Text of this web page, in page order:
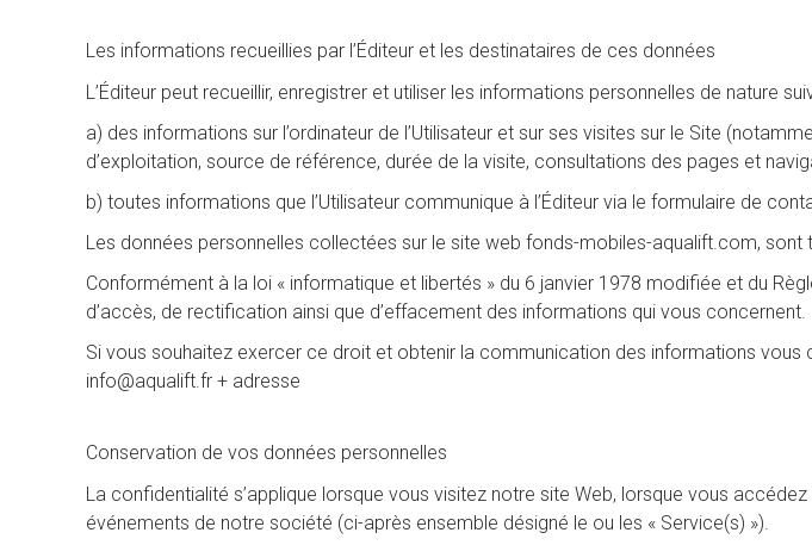
Les informations recueillies par l’Éditeur et les destinataires de ces données
L’Éditeur peut recueillir, enregistrer et utiliser les informations personnelles de nature
a) des informations sur l’ordinateur de l’Utilisateur et sur ses visites sur le Site
d’exploitation, source de référence, durée de la visite, consultations des pages et
b) toutes informations que l’Utilisateur communique à l’Éditeur via le formulaire de
Les données personnelles collectées sur le site web fonds-mobiles-aqualift.com, sont
Conformément à la loi « informatique et libertés » du 6 janvier 1978 modifiée et du
d’accès, de rectification ainsi que d’effacement des informations qui vous concernent.
Si vous souhaitez exercer ce droit et obtenir la communication des informations vous
info@aqualift.fr + adresse
Conservation de vos données personnelles
La confidentialité s’applique lorsque vous visitez notre site Web, lorsque vous
événements de notre société (ci-après ensemble désigné le ou les « Service(s) »).